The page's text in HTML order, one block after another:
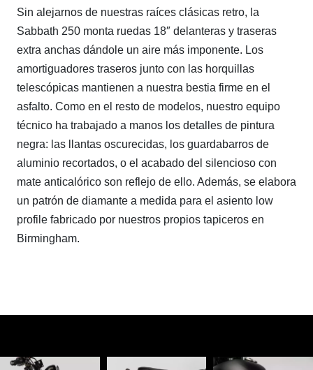
Sin alejarnos de nuestras raíces clásicas retro, la
Sabbath 250 monta ruedas 18″ delanteras y traseras
extra anchas dándole un aire más imponente. Los
amortiguadores traseros junto con las horquillas
telescópicas mantienen a nuestra bestia firme en el
asfalto. Como en el resto de modelos, nuestro equipo
técnico ha trabajado a manos los detalles de pintura
negra: las llantas oscurecidas, los guardabarros de
aluminio recortados, o el acabado del silencioso con
mate anticalórico son reflejo de ello. Además, se elabora
un patrón de diamante a medida para el asiento low
profile fabricado por nuestros propios tapiceros en
Birmingham.